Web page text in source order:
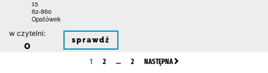
15
62-860
Opatówek
w czytelni:
0 sprawdź
1 2 … 2 NASTĘPNA